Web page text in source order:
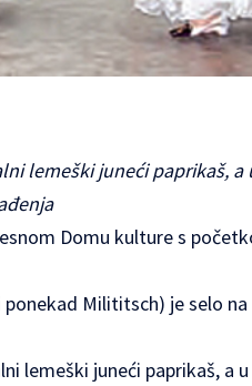
lemeški juneći paprikaš, a
Domu kulture s
Milititsch) je selo na
lemeški juneći paprikaš, a u